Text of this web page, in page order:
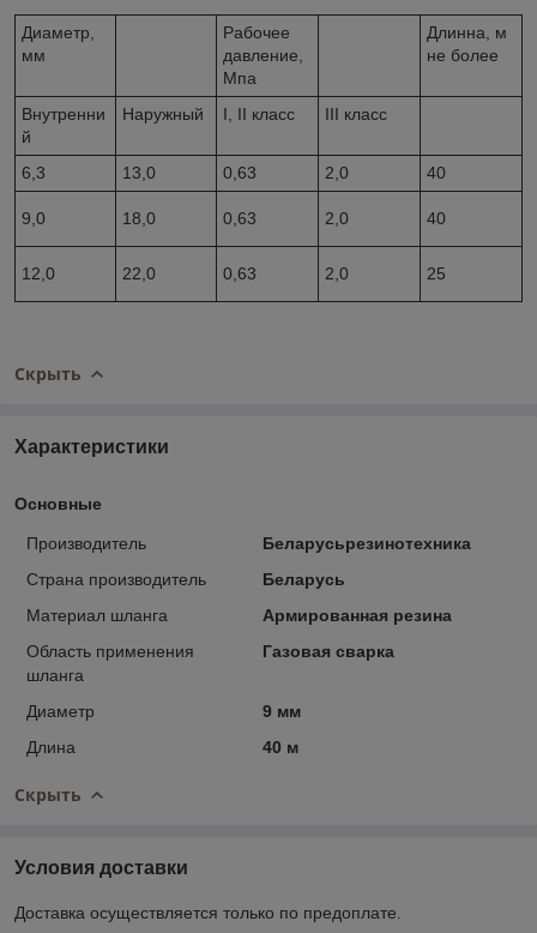
Диаметр,
мм
Рабочее
давление,
Мпа
Длинна, м
не более
Внутренни
й
Наружный I, II класс III класс
6,3 13,0 0,63 2,0 40
9,0 18,0 0,63 2,0 40
12,0 22,0 0,63 2,0 25
Скрыть
Характеристики
Основные
Производитель
Беларусьрезинотехника
Страна производитель
Беларусь
Материал шланга
Армированная резина
Область применения
шланга
Газовая сварка
Диаметр
9 мм
Длина
40 м
Скрыть
Условия доставки
Доставка осуществляется только по предоплате.